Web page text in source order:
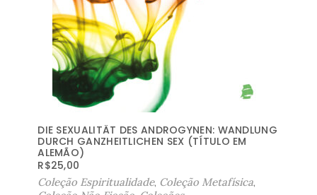
DIE SEXUALITÄT DES ANDROGYNEN: WANDLUNG
DURCH GANZHEITLICHEN SEX (TÍTULO EM
ALEMÃO)
R$25,00
Coleção Espiritualidade, Coleção Metafísica,